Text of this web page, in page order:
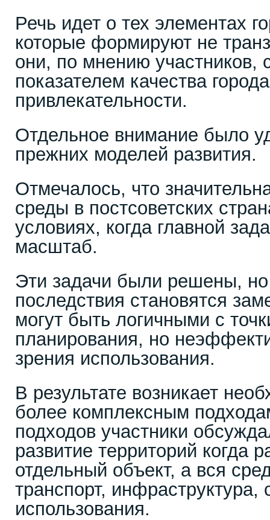
Речь идет о тех элементах
которые формируют не
они, по мнению участников,
показателем качества
привлекательности.
Отдельное внимание было
прежних моделей развития.
Отмечалось, что
среды в постсоветских
условиях, когда главной
масштаб.
Эти задачи были решены, но
последствия становятся
могут быть логичными с
планирования, но
зрения использования.
В результате возникает
более комплексным
подходов участники
развитие территорий когда
отдельный объект, а вся
транспорт, инфраструктура,
использования.